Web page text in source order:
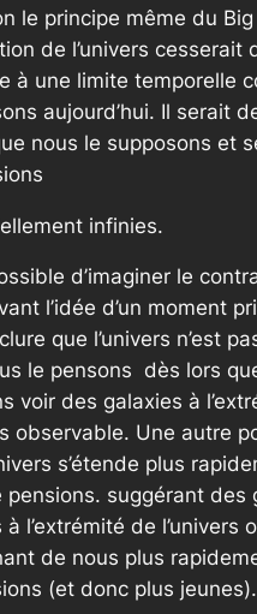
le principe même du
de l’univers cesserait
à une limite temporelle
aujourd’hui. Il serait
nous le supposons et
infinies.
d’imaginer le
l’idée d’un moment
que l’univers n’est
le pensons dès lors
voir des galaxies à
observable. Une autre
s’étende plus
pensions. suggérant des
à l’extrémité de l’univers
de nous plus
(et donc plus